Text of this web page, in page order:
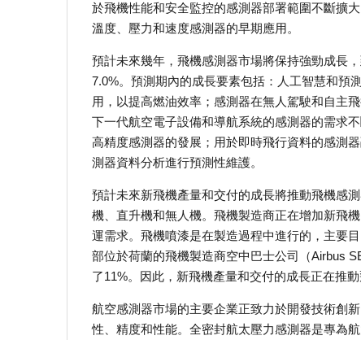
於飛機性能和安全監控的感測器部署範圍不斷擴
溫度、壓力和速度感測器的早期應用。
預計未來幾年，飛機感測器市場將保持強勁成長
7.0%。預測期內的成長要素包括：人工智慧和預
用，以提高燃油效率；感測器在無人駕駛和自主
下一代航空電子設備和導航系統的感測器的需求
高精度感測器的發展；用於即時飛行資料的感測
測器資料分析進行預測性維護。
預計未來新飛機產量和交付的成長將推動飛機感
機、直升機和無人機。飛機製造商正在增加新飛
運需求。飛機噴漆是在製造過程中進行的，主要
部位於荷蘭的飛機製造商空中巴士公司（Airbus
了11%。因此，新飛機產量和交付的成長正在推動
航空感測器市場的主要企業正致力於開發技術創
性、精度和性能。全密封航太壓力感測器是專為